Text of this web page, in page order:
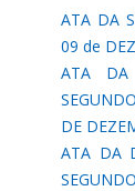
ATA DA
09 de
ATA DA
DE
ATA DA